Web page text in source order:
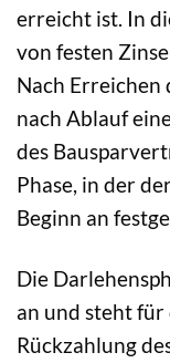
erreicht ist. In
von festen
Nach Erreichen
nach Ablauf
des
Phase, in der
Beginn an
Die
an und steht
Rückzahlung